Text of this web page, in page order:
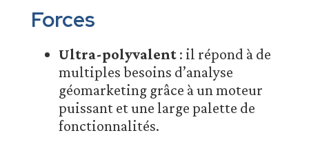
Forces
Ultra-polyvalent: il répond à de
multiples besoins d’analyse
géomarketing grâce à un moteur
puissant et une large palette de
fonctionnalités.